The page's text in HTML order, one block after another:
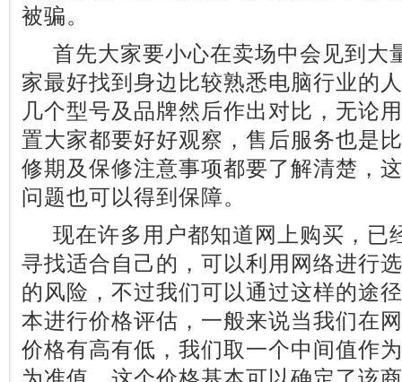
被骗。
首先大家要小心在卖场中会见到大
家最好找到身边比较熟悉电脑行业的
几个型号及品牌然后作出对比，无论
置大家都要好好观察，售后服务也是
修期及保修注意事项都要了解清楚，
问题也可以得到保障。
现在许多用户都知道网上购买，已
寻找适合自己的，可以利用网络进行
的风险，不过我们可以通过这样的途
本进行价格评估，一般来说当我们在
价格有高有低，我们取一个中间值作